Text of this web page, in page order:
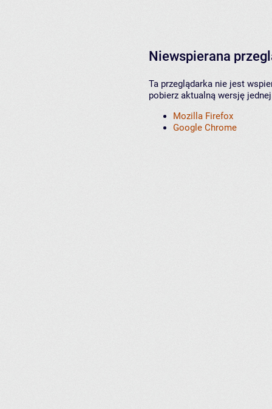
Niewspierana
Ta przeglądarka nie jest
pobierz aktualną wersję
Mozilla Firefox
Google Chrome